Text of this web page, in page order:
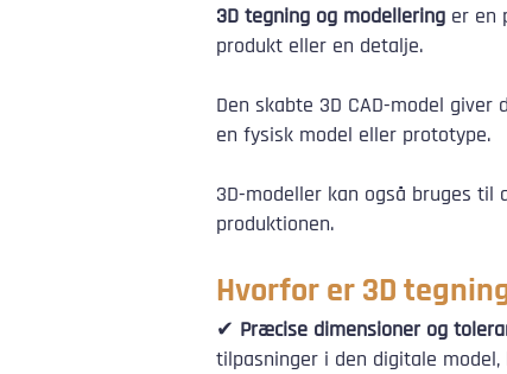
3D tegning og modellering er en
produkt eller en detalje.
Den skabte 3D CAD-model
en fysisk model eller prototype.
3D-modeller kan også bruges
produktionen.
Hvorfor er 3D
✔ Præcise dimensioner og
tilpasninger i den digitale